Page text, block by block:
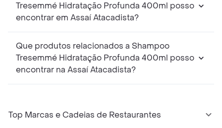
Tresemmé Hidratação Profunda 400ml posso
encontrar em Assaí Atacadista?
Que produtos relacionados a Shampoo
Tresemmé Hidratação Profunda 400ml posso
encontrar na Assaí Atacadista?
Top Marcas e Cadeias de Restaurantes